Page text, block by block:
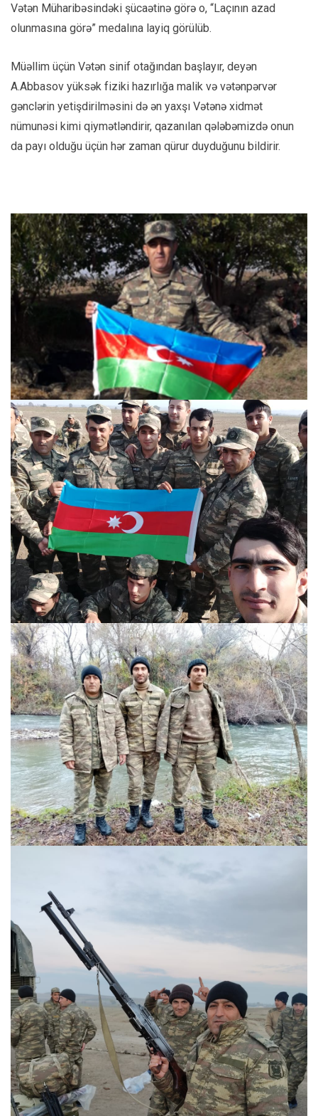
Vətən Müharibəsindəki şücaətinə görə o, “Laçının azad
olunmasına görə” medalına layiq görülüb.
Müəllim üçün Vətən sinif otağından başlayır, deyən
A.Abbasov yüksək fiziki hazırlığa malik və vətənpərvər
gənclərin yetişdirilməsini də ən yaxşı Vətənə xidmət
nümunəsi kimi qiymətləndirir, qazanılan qələbəmizdə onun
da payı olduğu üçün hər zaman qürur duyduğunu bildirir.